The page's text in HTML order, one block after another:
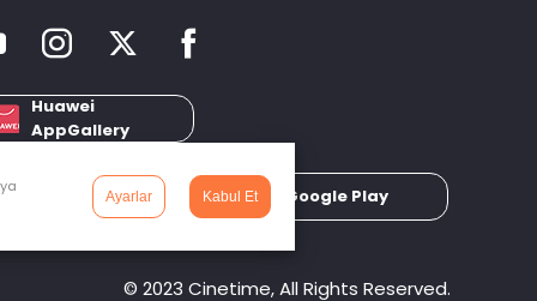
Huawei
AppGallery
App Store Google Play
© 2023 Cinetime, All Rights Reserved.
Ayarlar Kabul Et